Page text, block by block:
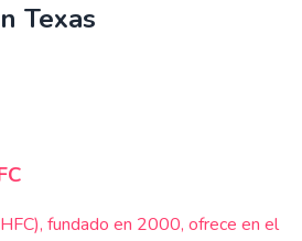
Texas
fundado en 2000, ofrece en el